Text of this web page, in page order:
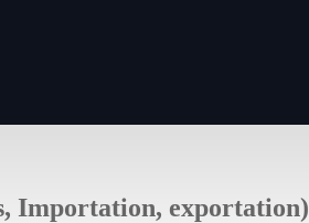
Importation, exportation)